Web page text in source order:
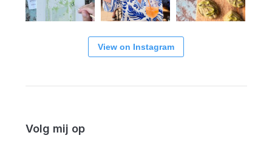
View on Instagram
Volg mij op